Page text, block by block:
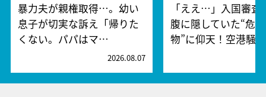
暴力夫が親権取得…。幼い
息子が切実な訴え「帰りた
くない。パパはマ…
2026.08.07
「ええ…」入国審査
腹に隠していた“危
物”に仰天！空港騒